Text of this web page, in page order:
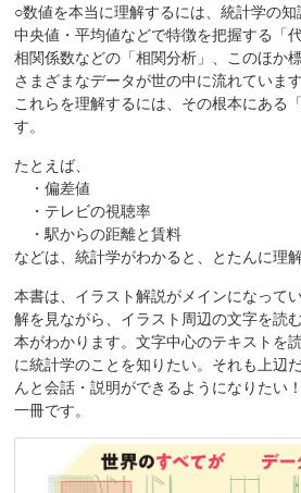
○数値を本当に理解するには、統計学の
中央値・平均値などで特徴を把握する「
相関係数などの「相関分析」、このほか
さまざまなデータが世の中に流れています
これらを理解するには、その根本にある
す。
たとえば、
・偏差値
・テレビの視聴率
・駅からの距離と賃料
などは、統計学がわかると、とたんに理解
本書は、イラスト解説がメインになって
解を見ながら、イラスト周辺の文字を読
本がわかります。文字中心のテキストを
に統計学のことを知りたい。それも上辺
んと会話・説明ができるようになりた
一冊です。